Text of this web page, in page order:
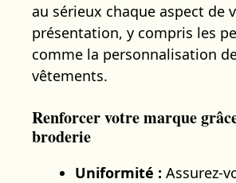
au sérieux chaque aspect de
présentation, y compris les
comme la personnalisation
vêtements.
Renforcer votre marque
broderie
Uniformité : Assurez-